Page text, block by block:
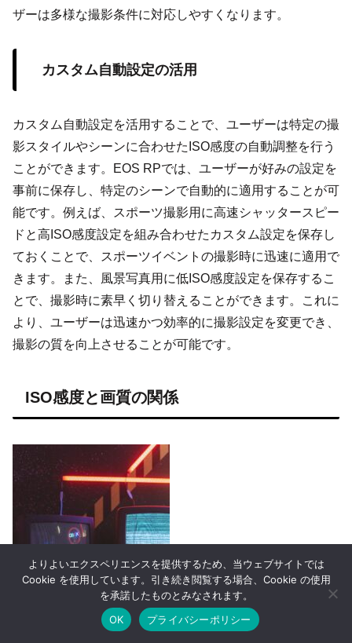
ザーは多様な撮影条件に対応しやすくなります。
カスタム自動設定の活用
カスタム自動設定を活用することで、ユーザーは特定の撮
影スタイルやシーンに合わせたISO感度の自動調整を行う
ことができます。EOS RPでは、ユーザーが好みの設定を
事前に保存し、特定のシーンで自動的に適用することが可
能です。例えば、スポーツ撮影用に高速シャッタースピー
ドと高ISO感度設定を組み合わせたカスタム設定を保存し
ておくことで、スポーツイベントの撮影時に迅速に適用で
きます。また、風景写真用に低ISO感度設定を保存するこ
とで、撮影時に素早く切り替えることができます。これに
より、ユーザーは迅速かつ効率的に撮影設定を変更でき、
撮影の質を向上させることが可能です。
ISO感度と画質の関係
シェア 目次へ トップ
よりよいエクスペリエンスを提供するため、当ウェブサイトでは
Cookie を使用しています。引き続き閲覧する場合、Cookie の使用
を承諾したものとみなされます。
OK
プライバシーポリシー